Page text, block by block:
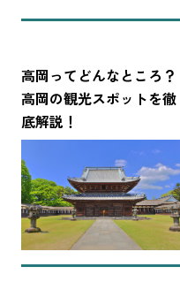
高岡ってどんなところ？
高岡の観光スポットを徹
底解説！